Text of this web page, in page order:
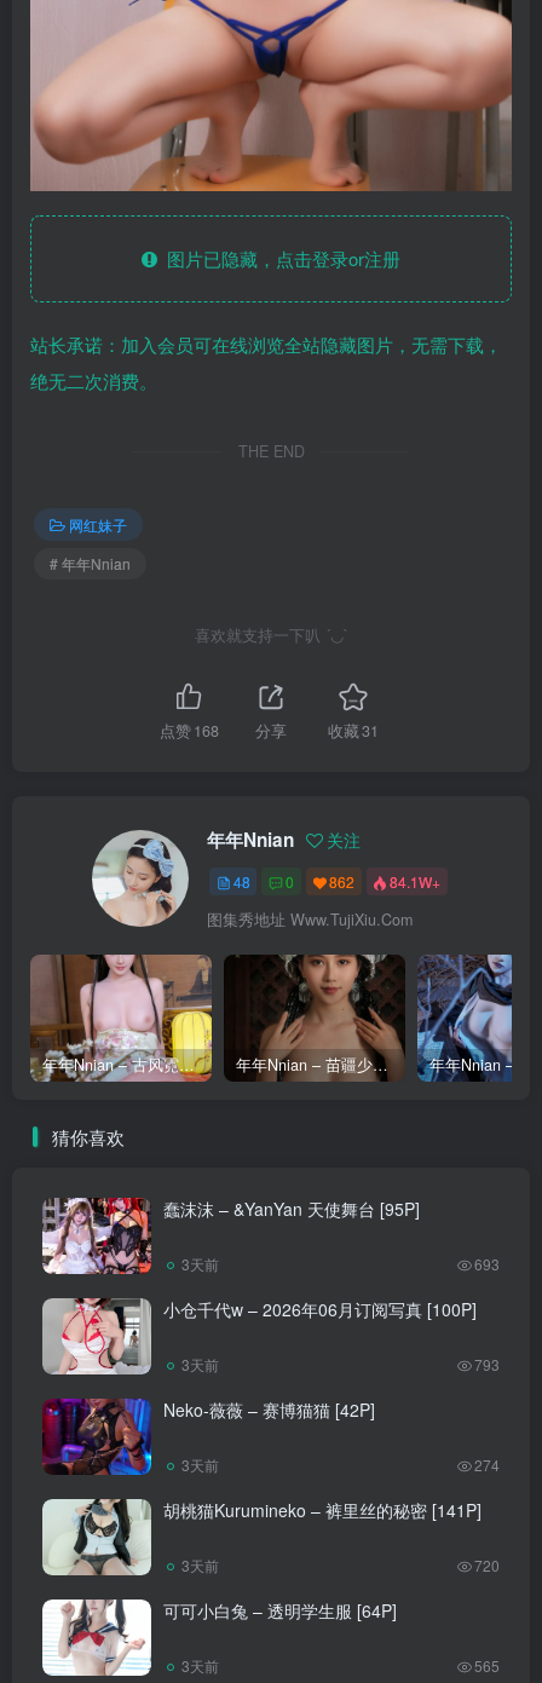
图片已隐藏，点击登录or注册
站长承诺：加入会员可在线浏览全站隐藏图片，无需下载，
绝无二次消费。
THE END
网红妹子
# 年年Nnian
喜欢就支持一下叭 ´◡`
点赞168 分享 收藏31
年年Nnian 关注
48 0 862 84.1W+
图集秀地址 Www.TujiXiu.Com
年年Nnian – 古风霓裳 [50P] 年年Nnian – 苗疆少女 [50P]
猜你喜欢
蠢沫沫 – &YanYan 天使舞台 [95P]
3天前 693
小仓千代w – 2026年06月订阅写真 [100P]
3天前 793
Neko-薇薇 – 赛博猫猫 [42P]
3天前 274
胡桃猫Kurumineko – 裤里丝的秘密 [141P]
3天前 720
可可小白兔 – 透明学生服 [64P]
3天前 565